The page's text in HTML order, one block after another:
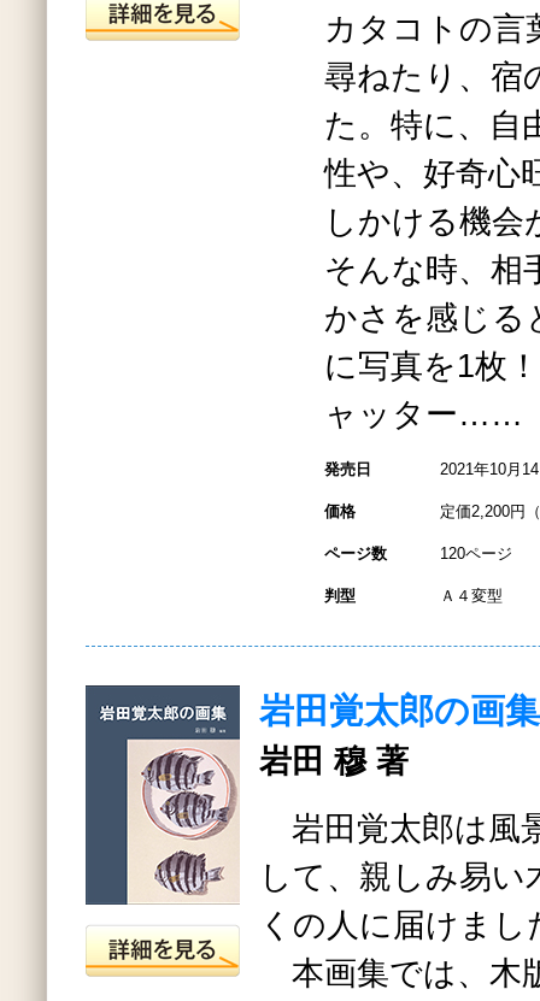
カタコトの言
尋ねたり、宿
た。特に、自
性や、好奇心
しかける機会
そんな時、相
かさを感じる
に写真を1枚
ャッター……
発売日 2021年10月
価格 定価2,200円
ページ数 120ページ
判型 Ａ４変型
岩田覚太郎の画集
岩田 穆 著
岩田覚太郎は風
して、親しみ易い
くの人に届けまし
本画集では、木